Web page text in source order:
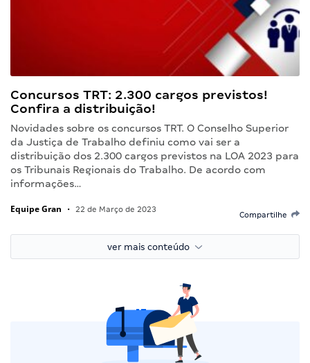
Concursos TRT: 2.300 cargos previstos!
Confira a distribuição!
Novidades sobre os concursos TRT. O Conselho Superior
da Justiça de Trabalho definiu como vai ser a
distribuição dos 2.300 cargos previstos na LOA 2023 para
os Tribunais Regionais do Trabalho. De acordo com
informações…
Equipe Gran • 22 de Março de 2023
Compartilhe
ver mais conteúdo